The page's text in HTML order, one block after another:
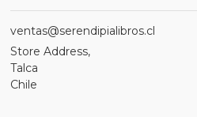
ventas@serendipialibros.cl
Store Address,
Talca
Chile